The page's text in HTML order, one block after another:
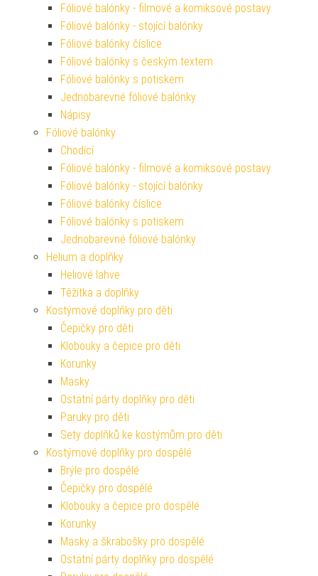
Fóliové balónky - filmové a komiksové postavy
Fóliové balónky - stojící balónky
Fóliové balónky číslice
Fóliové balónky s českým textem
Fóliové balónky s potiskem
Jednobarevné fóliové balónky
Nápisy
Fóliové balónky
Chodící
Fóliové balónky - filmové a komiksové postavy
Fóliové balónky - stojící balónky
Fóliové balónky číslice
Fóliové balónky s potiskem
Jednobarevné fóliové balónky
Helium a doplňky
Heliové lahve
Těžítka a doplňky
Kostýmové doplňky pro děti
Čepičky pro děti
Klobouky a čepice pro děti
Korunky
Masky
Ostatní párty doplňky pro děti
Paruky pro děti
Sety doplňků ke kostýmům pro děti
Kostýmové doplňky pro dospělé
Brýle pro dospělé
Čepičky pro dospělé
Klobouky a čepice pro dospělé
Korunky
Masky a škrabošky pro dospělé
Ostatní párty doplňky pro dospělé